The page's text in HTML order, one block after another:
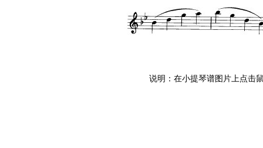
说明：在小提琴谱图片上点击